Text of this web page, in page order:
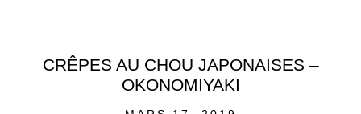
CRÊPES AU CHOU JAPONAISES –
OKONOMIYAKI